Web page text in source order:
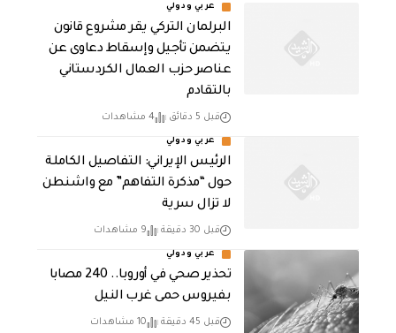
عربي ودولي
البرلمان التركي يقر مشروع قانون
يتضمن تأجيل وإسقاط دعاوى عن
عناصر حزب العمال الكردستاني
بالتقادم
قبل 5 دقائق 4 مشاهدات
عربي ودولي
الرئيس الإيراني: التفاصيل الكاملة
حول “مذكرة التفاهم” مع واشنطن
لا تزال سرية
قبل 30 دقيقة 9 مشاهدات
عربي ودولي
تحذير صحي في أوروبا.. 240 مصابا
بفيروس حمى غرب النيل
قبل 45 دقيقة 10 مشاهدات